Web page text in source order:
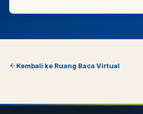
Kembali ke Ruang Baca Virtual